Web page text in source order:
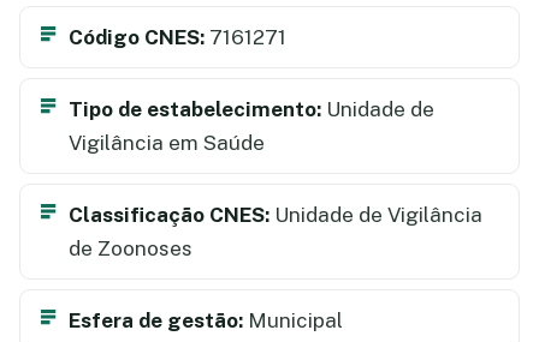
Código CNES: 7161271
Tipo de estabelecimento: Unidade de
Vigilância em Saúde
Classificação CNES: Unidade de Vigilância
de Zoonoses
Esfera de gestão: Municipal